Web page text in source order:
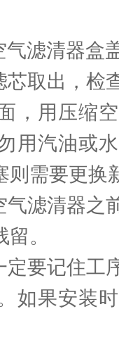
滤清器盒
出，检
，用压缩
用汽油或
则需要更换
清器之
。
记住工
如果安装